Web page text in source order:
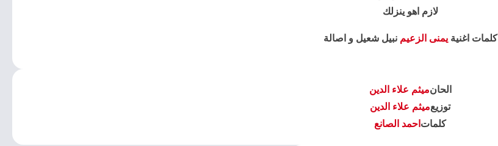
لازم اهو ينزلك
كلمات اغنيةيمنى الزعيم نبيل شعيل و اصالة
الحانميثم علاء الدين
توزيعميثم علاء الدين
كلمات احمد الصانع